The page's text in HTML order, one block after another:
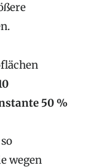
50 %
wegen